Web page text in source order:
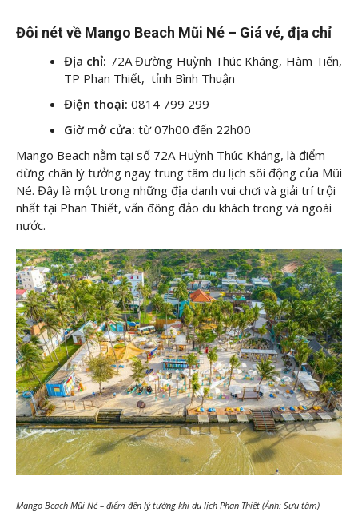
Đôi nét về Mango Beach Mũi Né – Giá vé, địa chỉ
Địa chỉ: 72A Đường Huỳnh Thúc Kháng, Hàm Tiến,
TP Phan Thiết, tỉnh Bình Thuận
Điện thoại: 0814 799 299
Giờ mở cửa: từ 07h00 đến 22h00
Mango Beach nằm tại số 72A Huỳnh Thúc Kháng, là điểm
dừng chân lý tưởng ngay trung tâm du lịch sôi động của Mũi
Né. Đây là một trong những địa danh vui chơi và giải trí trội
nhất tại Phan Thiết, vấn đông đảo du khách trong và ngoài
nước.
Mango Beach Mũi Né – điểm đến lý tưởng khi du lịch Phan Thiết (Ảnh: Sưu tầm)